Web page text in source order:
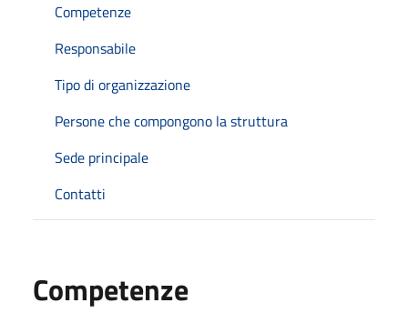
Competenze
Responsabile
Tipo di organizzazione
Persone che compongono la struttura
Sede principale
Contatti
Competenze